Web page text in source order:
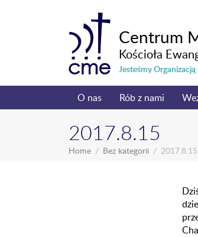
Centrum
Kościoła
Jesteśmy
O nas Rób z nami
2017.8.15
Home Bez kategorii 2017.8.15